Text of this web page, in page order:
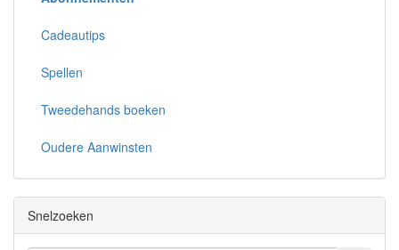
Cadeautips
Spellen
Tweedehands boeken
Oudere Aanwinsten
Snelzoeken